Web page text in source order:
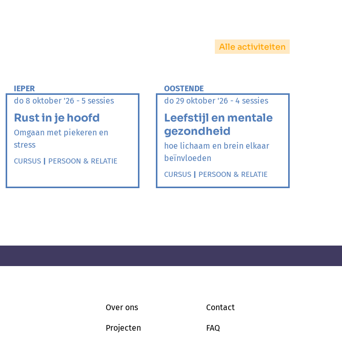
Alle activiteiten
IEPER
do 8 oktober '26 - 5 sessies
Rust in je hoofd
Omgaan met piekeren en
stress
CURSUS | PERSOON & RELATIE
OOSTENDE
do 29 oktober '26 - 4 sessies
Leefstijl en mentale
gezondheid
hoe lichaam en brein elkaar
beïnvloeden
CURSUS | PERSOON & RELATIE
Over ons
Projecten
Contact
FAQ